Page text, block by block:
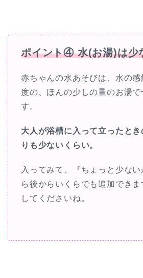
ポイント④ 水(お湯)は少
赤ちゃんの水あそびは、水の
度の、ほんの少しの量のお湯で
す。
大人が浴槽に入って立ったとき
りも少ないくらい。
入ってみて、『ちょっと少な
ら後からいくらでも追加でき
してくださいね。